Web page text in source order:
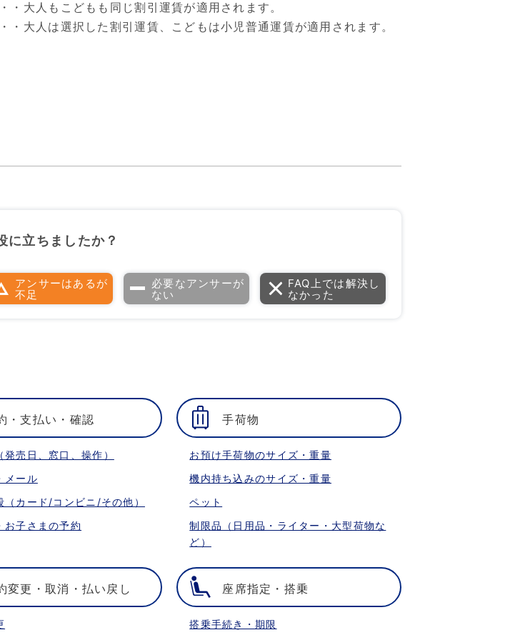
・大人もこどもも同じ割引運賃が適用されます。
・大人は選択した割引運賃、こどもは小児普通運賃が適用されます。
に立ちましたか？
アンサーはあるが
不足
必要なアンサーが
ない
FAQ上では解決し
なかった
・支払い・確認
発売日、窓口、操作）
メール
（カード/コンビニ/その他）
お子さまの予約
手荷物
お預け手荷物のサイズ・重量
機内持ち込みのサイズ・重量
ペット
制限品（日用品・ライター・大型荷物な
ど）
変更・取消・払い戻し 座席指定・搭乗
搭乗手続き・期限